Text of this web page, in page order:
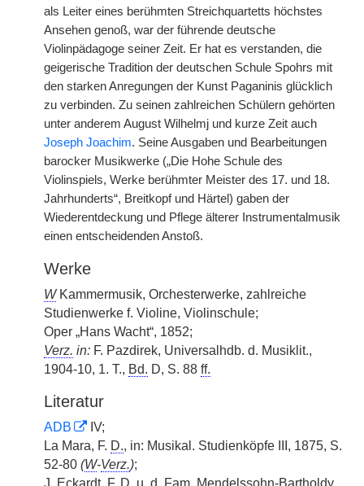
als Leiter eines berühmten Streichquartetts höchstes
Ansehen genoß, war der führende deutsche
Violinpädagoge seiner Zeit. Er hat es verstanden, die
geigerische Tradition der deutschen Schule Spohrs mit
den starken Anregungen der Kunst Paganinis glücklich
zu verbinden. Zu seinen zahlreichen Schülern gehörten
unter anderem August Wilhelmj und kurze Zeit auch
Joseph Joachim. Seine Ausgaben und Bearbeitungen
barocker Musikwerke („Die Hohe Schule des
Violinspiels, Werke berühmter Meister des 17. und 18.
Jahrhunderts“, Breitkopf und Härtel) gaben der
Wiederentdeckung und Pflege älterer Instrumentalmusik
einen entscheidenden Anstoß.
Werke
WKammermusik, Orchesterwerke, zahlreiche
Studienwerke f. Violine, Violinschule;
Oper „Hans Wacht“, 1852;
Verz. in: F. Pazdirek, Universalhdb. d. Musiklit.,
1904-10, 1. T., Bd. D, S. 88 ff.
Literatur
ADB
IV;
La Mara, F. D., in: Musikal. Studienköpfe III, 1875, S.
52-80 (W-Verz.);
J. Eckardt, F. D. u. d. Fam. Mendelssohn-Bartholdy,